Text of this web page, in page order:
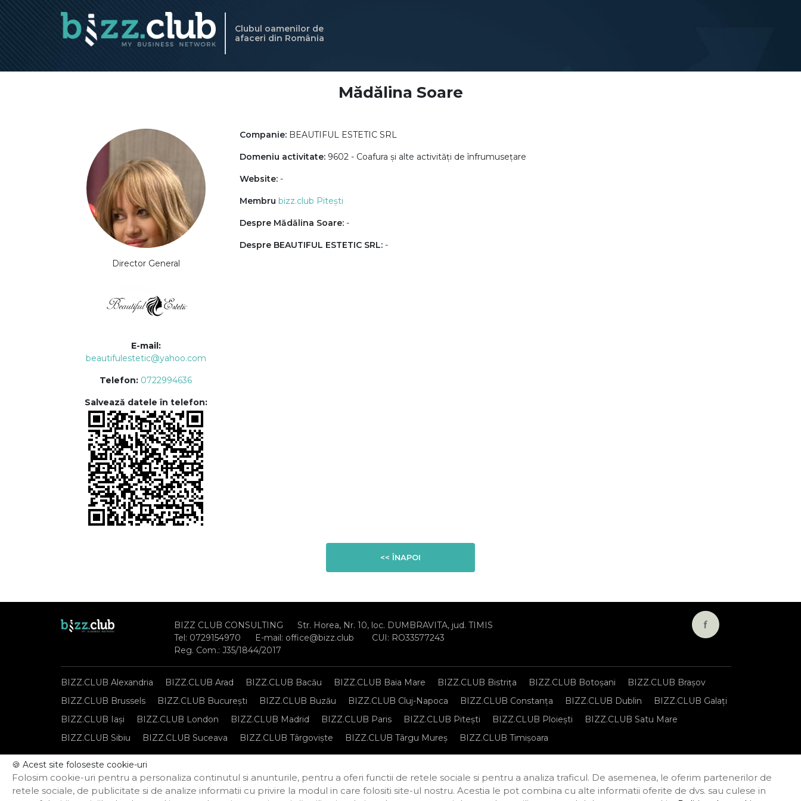
Clubul oamenilor de
afaceri din România
Mădălina Soare
Director General
E-mail:
beautifulestetic@yahoo.com
Telefon: 0722994636
Salvează datele în telefon:
Companie: BEAUTIFUL ESTETIC SRL
Domeniu activitate: 9602 - Coafura și alte activități de înfrumusețare
Website: -
Membru bizz.club Pitești
Despre Mădălina Soare: -
Despre BEAUTIFUL ESTETIC SRL: -
<< ÎNAPOI
BIZZ CLUB CONSULTING
Str. Horea, Nr. 10, loc. DUMBRAVITA, jud. TIMIS
Tel: 0729154970 E-mail: office@bizz.club
CUI: RO33577243
Reg. Com.: J35/1844/2017
BIZZ.CLUB Alexandria BIZZ.CLUB Arad BIZZ.CLUB Bacău BIZZ.CLUB Baia Mare BIZZ.CLUB Bistrița BIZZ.CLUB Botoșani
BIZZ.CLUB Brașov
BIZZ.CLUB Brussels
BIZZ.CLUB București BIZZ.CLUB Buzău BIZZ.CLUB Cluj-Napoca BIZZ.CLUB Constanța BIZZ.CLUB Dublin
BIZZ.CLUB Galați
BIZZ.CLUB Iași
BIZZ.CLUB London BIZZ.CLUB Madrid BIZZ.CLUB Paris BIZZ.CLUB Pitești BIZZ.CLUB Ploiești
BIZZ.CLUB Satu Mare
BIZZ.CLUB Sibiu
BIZZ.CLUB Suceava BIZZ.CLUB Târgoviște BIZZ.CLUB Târgu Mureș BIZZ.CLUB Timișoara
Notă de informare privind prelucrarea datelor personale Regulament de organizare și participare Politica de confidențialitate
Termeni și condiții
Politica privind funcționarea cookie-urilor
🍪 Acest site foloseste cookie-uri
Folosim cookie-uri pentru a personaliza continutul si anunturile, pentru a oferi functii de retele sociale si pentru a analiza traficul. De asemenea, le oferim partenerilor de
retele sociale, de publicitate si de analize informatii cu privire la modul in care folositi site-ul nostru. Acestia le pot combina cu alte informatii oferite de dvs. sau culese in